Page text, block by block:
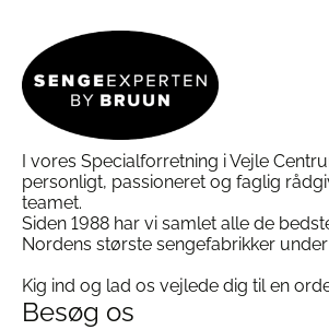
vælges
på
varesiden
I vores Specialforretning i Vejle
personligt, passioneret og faglig
teamet.
Siden 1988 har vi samlet alle de
Nordens største sengefabrikker
Kig ind og lad os vejlede dig til en
Besøg os